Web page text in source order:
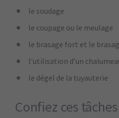
le soudage
le coupage ou le meulage
le brasage fort et le
l’utilisation d’un
le dégel de la tuyauterie
Confiez ces